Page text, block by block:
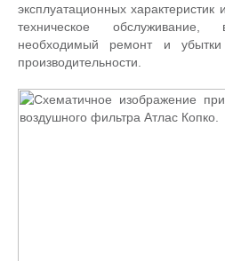
эксплуатационных
техническое
необходимый ремонт и убытки
производительности.